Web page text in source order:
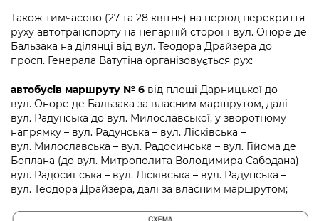
Також тимчасово (27 та 28 квітня) на період перекриття
руху автотранспорту на непарній стороні вул. Оноре де
Бальзака на ділянці від вул. Теодора Драйзера до
просп. Генерала Ватутіна організовується рух:
автобусів маршруту № 6 від площі Дарницької до
вул. Оноре де Бальзака за власним маршрутом, далі –
вул. Радунська до вул. Милославської, у зворотному
напрямку – вул. Радунська – вул. Лісківська –
вул. Милославська – вул. Радосинська – вул. Гійома де
Боплана (до вул. Митрополита Володимира Сабодана) –
вул. Радосинська – вул. Лісківська – вул. Радунська –
вул. Теодора Драйзера, далі за власним маршрутом;